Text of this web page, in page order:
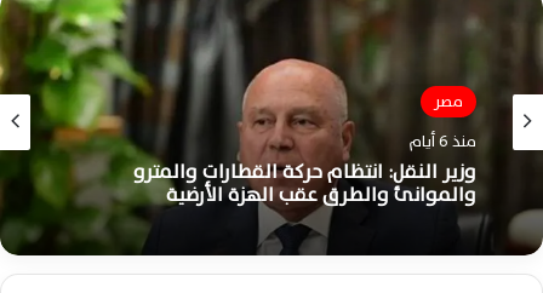
مصر
منذ 6 أيام
الأخبار
منذ 6 أيام
مطار القاهرة يواصل التشغيل بكفاءة وانتظام
كامل رغم هزة أرضية شعر بها المواطنون